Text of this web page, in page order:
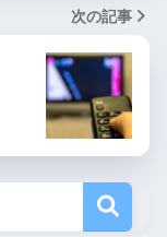
次の記事